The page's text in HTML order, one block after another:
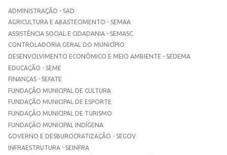
ADMINISTRAÇÃO - SAD
AGRICULTURA E ABASTECIMENTO - SEMAA
ASSISTÊNCIA SOCIAL E CIDADANIA - SEMASC
CONTROLADORIA GERAL DO MUNICÍPIO
DESENVOLVIMENTO ECONÔMICO E MEIO AMBIENTE - SEDEMA
EDUCAÇÃO - SEME
FINANÇAS - SEFATE
FUNDAÇÃO MUNICIPAL DE CULTURA
FUNDAÇÃO MUNICIPAL DE ESPORTE
FUNDAÇÃO MUNICIPAL DE TURISMO
FUNDAÇÃO MUNICIPAL INDÍGENA
GOVERNO E DESBUROCRATIZAÇÃO - SEGOV
INFRAESTRUTURA - SEINFRA